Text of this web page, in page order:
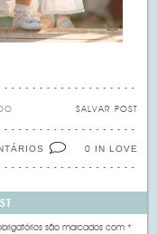
SALVAR POST
0 IN LOVE
são marcados com*